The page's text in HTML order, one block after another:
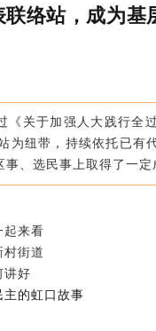
络站，成为基
《关于加强人大践行全
为纽带，持续依托已有
、选民事上取得了一定
起来看
村街道
讲好
主的虹口故事